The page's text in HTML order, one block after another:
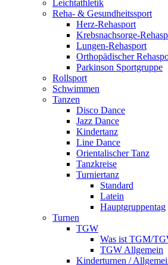
Leichtathletik
Reha- & Gesundheitssport
Herz-Rehasport
Krebsnachsorge-
Lungen-Rehasport
Orthopädischer
Parkinson Sportgruppe
Rollsport
Schwimmen
Tanzen
Disco Dance
Jazz Dance
Kindertanz
Line Dance
Orientalischer Tanz
Tanzkreise
Turniertanz
Standard
Latein
Hauptgruppentag
Turnen
TGW
Was ist TGM/
TGW Allgemein
Kinderturnen /